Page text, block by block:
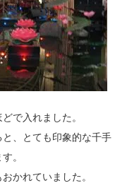
で入れました。
、とても印象的な千手
。
かれていました。